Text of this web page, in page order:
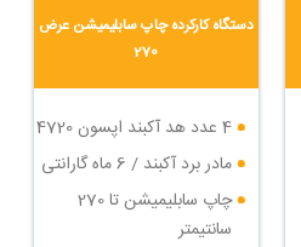
دستگاه کارکرده چاپ سابلیمیشن عرض
270
4 عدد هد آکبند اپسون 4720
مادر برد آکبند / 6 ماه گارانتی
چاپ سابلیمیشن تا 270
سانتیمتر